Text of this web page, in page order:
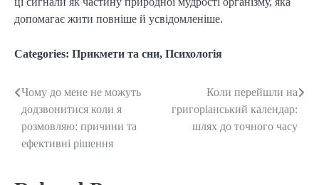
допомагає жити повніше й усвідомленіше.
Categories: Прикмети та сни, Психологія
Post
navigation
Чому до мене не можуть
додзвонитися коли я
розмовляю: причини та
ефективні рішення
Коли перейшли на
григоріанський календар:
шлях до точного часу